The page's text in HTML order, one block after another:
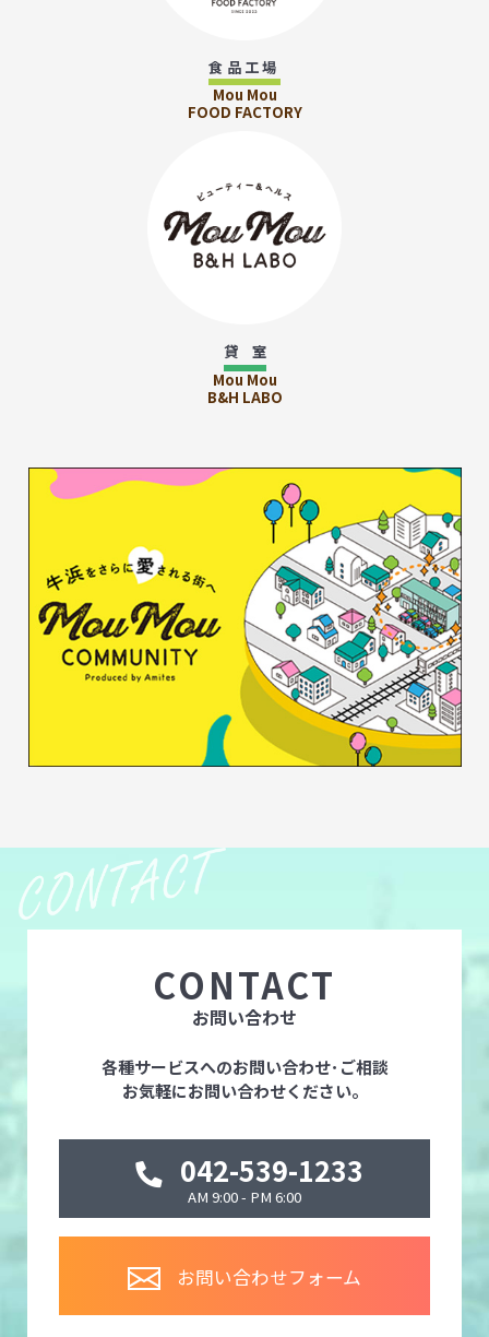
食品工場
Mou Mou
FOOD FACTORY
貸 室
Mou Mou
B&H LABO
CONTACT
お問い合わせ
各種サービスへのお問い合わせ･ご相談
お気軽にお問い合わせください。
042-539-1233
AM 9:00 - PM 6:00
お問い合わせフォーム